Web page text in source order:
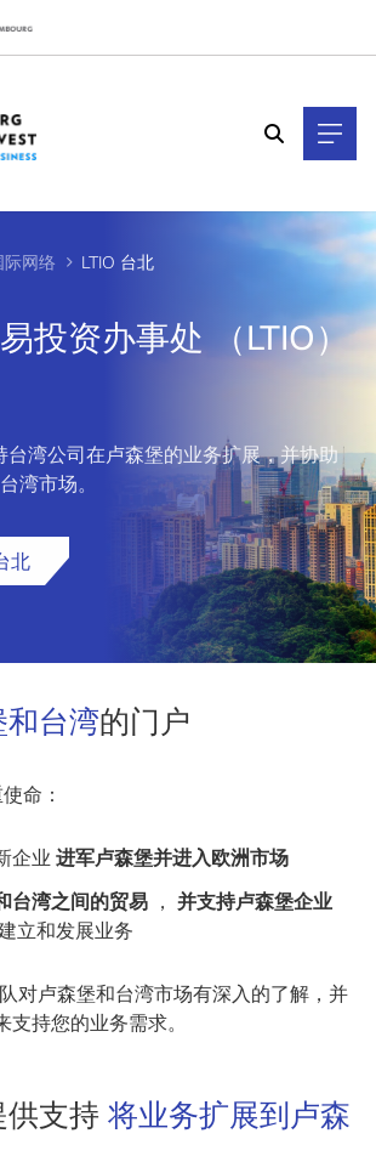
网络 LTIO 台北
投资办事处 （LTIO）
台湾公司在卢森堡的业务扩展，并协助
湾市场。
北
和台湾的门户
命：
企业 进军卢森堡并进入欧洲市场
台湾之间的贸易 ， 并支持卢森堡企业
立和发展业务
对卢森堡和台湾市场有深入的了解，并
持您的业务需求。
支持 将业务扩展到卢森
panel